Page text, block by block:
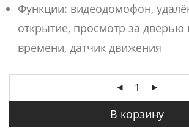
Функции: видеодомофон,
открытие, просмотр за дверью
времени, датчик движения
В корзину